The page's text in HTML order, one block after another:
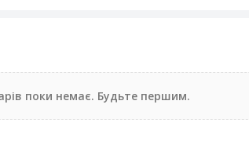
поки немає. Будьте першим.